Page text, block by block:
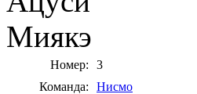
Номер:
3
Команда:
Нисмо